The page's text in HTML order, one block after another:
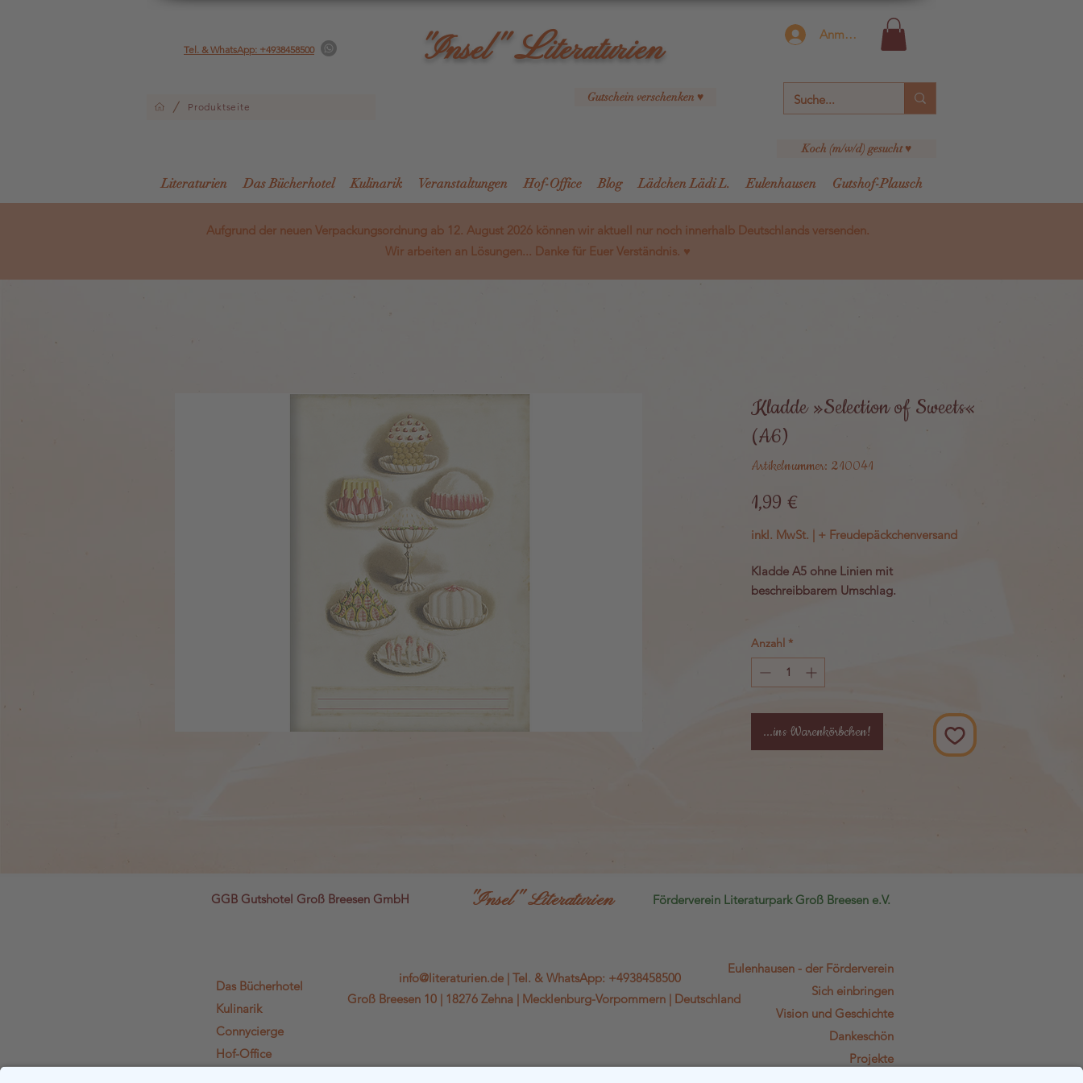
Tel. & WhatsApp: +4938458500 "Insel"Literaturien
/ Produktseite
Gutschein verschenken ♥
Anmelden
Koch (m/w/d) gesucht ♥
Literaturien Das Bücherhotel Kulinarik Veranstaltungen Hof-Office Blog Lädchen Lädi L. Eulenhausen Gutshof-Plausch
Aufgrund der neuen Verpackungsordnung ab 12. August 2026 können wir aktuell nur noch innerhalb Deutschlands versenden.
Wir arbeiten an Lösungen... Danke für Euer Verständnis. ♥
Kladde »Selection of Sweets«
(A6)
Artikelnummer: 210041
1,99 €
inkl. MwSt. | + Freudepäckchenversand
Kladde A5 ohne Linien mit
beschreibbarem Umschlag.
Die Kladde hat 80 Seiten.
Hergestellt in Deutschland
Anzahl *
...ins Warenkörbchen!
GGB Gutshotel Groß Breesen GmbH "Insel" Literaturien Förderverein Literaturpark Groß Breesen e.V.
Das Bücherhotel
Kulinarik
Connycierge
Hof-Office
Groß Breesen 10 | 18276 Zehna | Mecklenburg-Vorpommern | Deutschland
info@literaturien.de | Tel. & WhatsApp: +4938458500
Eulenhausen - der Förderverein
Sich einbringen
Vision und Geschichte
Dankeschön
Projekte